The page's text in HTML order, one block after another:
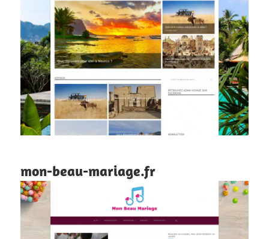
mon-beau-mariage.fr